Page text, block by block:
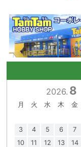
2026. 8
月 火 水 木 金
3
4 5 6 7
10
11 12 13 14